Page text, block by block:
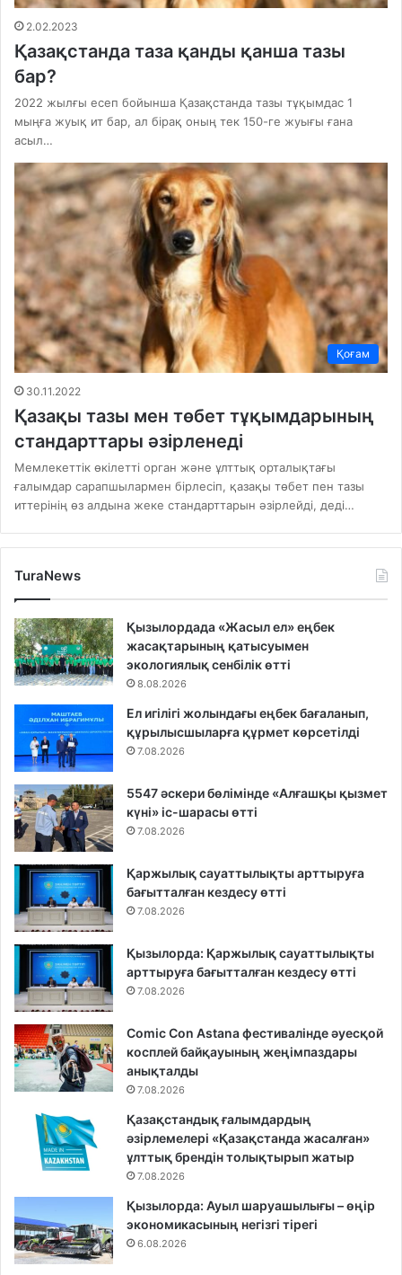
2.02.2023
Қазақстанда таза қанды қанша тазы
бар?
2022 жылғы есеп бойынша Қазақстанда тазы тұқымдас 1
мыңға жуық ит бар, ал бірақ оның тек 150-ге жуығы ғана
асыл…
Қоғам
30.11.2022
Қазақы тазы мен төбет тұқымдарының
стандарттары әзірленеді
Мемлекеттік өкілетті орган және ұлттық орталықтағы
ғалымдар сарапшылармен бірлесіп, қазақы төбет пен тазы
иттерінің өз алдына жеке стандарттарын әзірлейді, деді…
TuraNews
Қызылордада «Жасыл ел» еңбек
жасақтарының қатысуымен
экологиялық сенбілік өтті
8.08.2026
Ел игілігі жолындағы еңбек бағаланып,
құрылысшыларға құрмет көрсетілді
7.08.2026
5547 әскери бөлімінде «Алғашқы қызмет
күні» іс-шарасы өтті
7.08.2026
Қаржылық сауаттылықты арттыруға
бағытталған кездесу өтті
7.08.2026
Қызылорда: Қаржылық сауаттылықты
арттыруға бағытталған кездесу өтті
7.08.2026
Comic Con Astana фестивалінде әуесқой
косплей байқауының жеңімпаздары
анықталды
7.08.2026
Қазақстандық ғалымдардың
әзірлемелері «Қазақстанда жасалған»
ұлттық брендін толықтырып жатыр
7.08.2026
Қызылорда: Ауыл шаруашылығы – өңір
экономикасының негізгі тірегі
6.08.2026